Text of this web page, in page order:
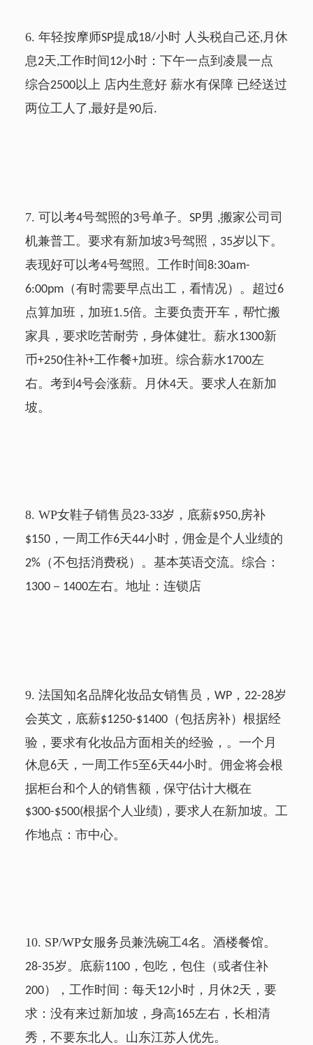
6. 年轻按摩师SP提成18/小时 人头税自己还,月休
息2天,工作时间 12小时：下午一点到凌晨一点
综合2500以上 店内生意好 薪水有保障 已经送过
两位工人了,最好是90后.
7. 可以考4号驾照的3号单子。 SP男 ,搬家公司司
机兼普工。要求有新加坡3号驾照， 35岁以下。
表现好可以考4号驾照。工作时间8:30am-
6:00pm（有时需要早点出工，看情况）。超过6
点算加班，加班1.5倍。主要负责开车，帮忙搬
家具，要求吃苦耐劳，身体健壮。薪水1300新
币+250住补+工作餐+加班。综合薪水1700左
右。考到 4号会涨薪。月休4天。要求人在新加
坡。
8. WP女鞋子销售员23-33岁，底薪$950,房补
$150，一周工作6天44小时，佣金是个人业绩的
2%（不包括消费税）。基本英语交流。综合：
1300－ 1400左右。地址：连锁店
9. 法国知名品牌化妆品女销售员， WP， 22-28岁
会英文，底薪$1250-$1400（包括房补）根据经
验，要求有化妆品方面相关的经验，。一个月
休息6天，一周工作5至6天44小时。佣金将会根
据柜台和个人的销售额，保守估计大概在
$300-$500(根据个人业绩)，要求人在新加坡。工
作地点：市中心。
10. SP/WP女服务员兼洗碗工4名。酒楼餐馆。
28-35岁。底薪1100，包吃，包住（或者住补
200），工作时间：每天12小时，月休2天，要
求：没有来过新加坡，身高165左右，长相清
秀，不要东北人。山东江苏人优先。